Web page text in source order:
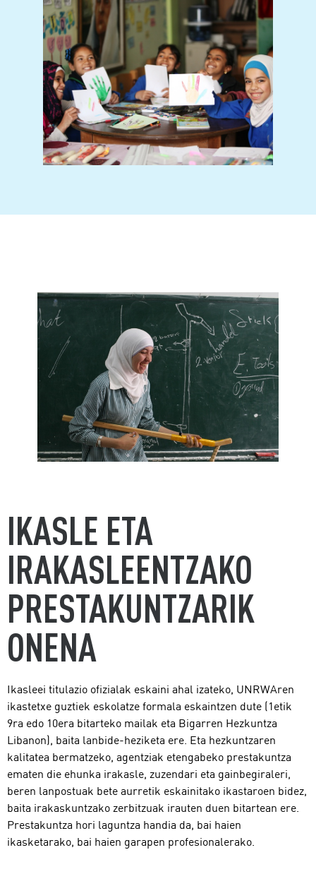
IKASLE ETA
IRAKASLEENTZAKO
PRESTAKUNTZARIK
ONENA
Ikasleei titulazio ofizialak eskaini ahal izateko, UNRWAren
ikastetxe guztiek eskolatze formala eskaintzen dute (1etik
9ra edo 10era bitarteko mailak eta Bigarren Hezkuntza
Libanon), baita lanbide-heziketa ere. Eta hezkuntzaren
kalitatea bermatzeko, agentziak etengabeko prestakuntza
ematen die ehunka irakasle, zuzendari eta gainbegiraleri,
beren lanpostuak bete aurretik eskainitako ikastaroen bidez,
baita irakaskuntzako zerbitzuak irauten duen bitartean ere.
Prestakuntza hori laguntza handia da, bai haien
ikasketarako, bai haien garapen profesionalerako.